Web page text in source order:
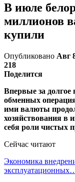
В июле
миллионов
купили
Опубликовано Авг
218
Поделится
Впервые за
обменных
ими валюты
хозяйствования в
себя роли чистых
Сейчас читают
Экономика